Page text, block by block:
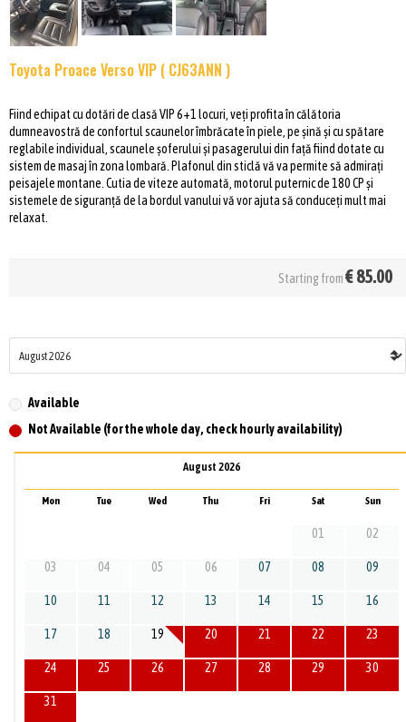
Toyota Proace Verso VIP ( CJ63ANN )
Fiind echipat cu dotări de clasă VIP 6+1 locuri, veți profita în călătoria
dumneavostră de confortul scaunelor îmbrăcate în piele, pe șină și cu spătare
reglabile individual, scaunele șoferului și pasagerului din față fiind dotate cu
sistem de masaj în zona lombară. Plafonul din sticlă vă va permite să admirați
peisajele montane. Cutia de viteze automată, motorul puternic de 180 CP și
sistemele de siguranță de la bordul vanului vă vor ajuta să conduceți mult mai
relaxat.
Starting from€85.00
Available
Not Available (for the whole day, check hourly availability)
August 2026
Mon Tue Wed Thu Fri Sat Sun
01 02
03 04 05 06 07 08 09
10 11 12 13 14 15 16
17 18 19 20 21 22 23
24 25 26 27 28 29 30
31